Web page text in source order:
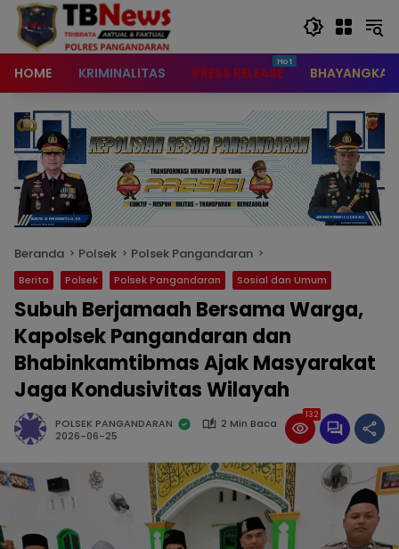
content
HOME KRIMINALITAS PRESS RELEASE BHAYANGKARI
Beranda Polsek Polsek Pangandaran
Berita Polsek Polsek Pangandaran Sosial dan Umum
Subuh Berjamaah Bersama Warga,
Kapolsek Pangandaran dan
Bhabinkamtibmas Ajak Masyarakat
Jaga Kondusivitas Wilayah
POLSEK PANGANDARAN
2 Min Baca
2026-06-25
132